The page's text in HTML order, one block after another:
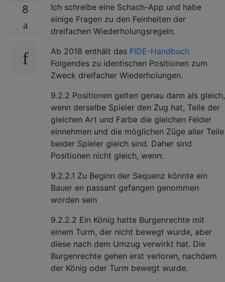
8
Ich schreibe eine Schach-App und habe
einige Fragen zu den Feinheiten der
dreifachen Wiederholungsregeln.
Ab 2018 enthält das FIDE-Handbuch
Folgendes zu identischen Positionen zum
Zweck dreifacher Wiederholungen.
9.2.2 Positionen gelten genau dann als gleich,
wenn derselbe Spieler den Zug hat, Teile der
gleichen Art und Farbe die gleichen Felder
einnehmen und die möglichen Züge aller Teile
beider Spieler gleich sind. Daher sind
Positionen nicht gleich, wenn:
9.2.2.1 Zu Beginn der Sequenz könnte ein
Bauer en passant gefangen genommen
worden sein
9.2.2.2 Ein König hatte Burgenrechte mit
einem Turm, der nicht bewegt wurde, aber
diese nach dem Umzug verwirkt hat. Die
Burgenrechte gehen erst verloren, nachdem
der König oder Turm bewegt wurde.